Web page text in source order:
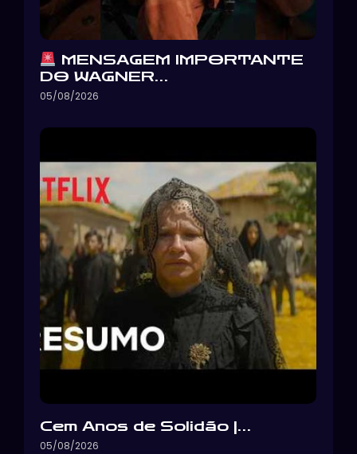
MENSAGEM IMPORTANTE
DO WAGNER…
05/08/2026
Cem Anos de Solidão |…
05/08/2026